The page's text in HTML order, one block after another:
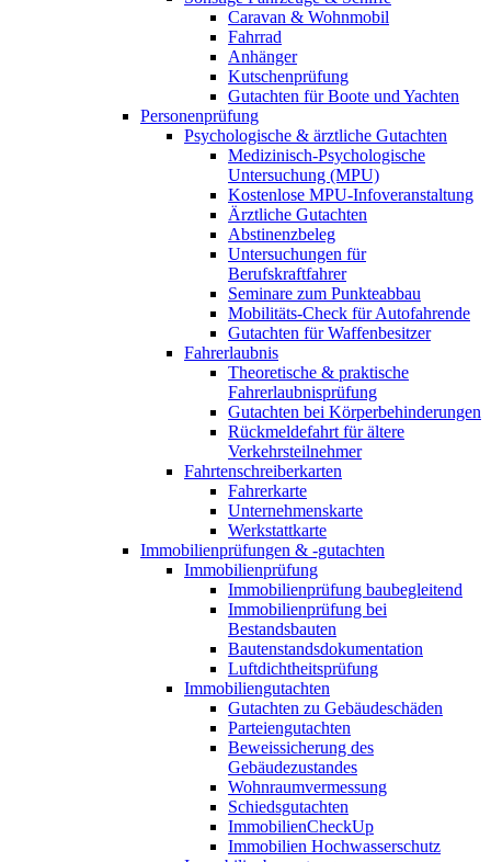
Caravan & Wohnmobil
Fahrrad
Anhänger
Kutschenprüfung
Gutachten für Boote und Yachten
Personenprüfung
Psychologische & ärztliche Gutachten
Medizinisch-Psychologische
Untersuchung (MPU)
Kostenlose MPU-Infoveranstaltung
Ärztliche Gutachten
Abstinenzbeleg
Untersuchungen für
Berufskraftfahrer
Seminare zum Punkteabbau
Mobilitäts-Check für Autofahrende
Gutachten für Waffenbesitzer
Fahrerlaubnis
Theoretische & praktische
Fahrerlaubnisprüfung
Gutachten bei Körperbehinderungen
Rückmeldefahrt für ältere
Verkehrsteilnehmer
Fahrtenschreiberkarten
Fahrerkarte
Unternehmenskarte
Werkstattkarte
Immobilienprüfungen & -gutachten
Immobilienprüfung
Immobilienprüfung baubegleitend
Immobilienprüfung bei
Bestandsbauten
Bautenstandsdokumentation
Luftdichtheitsprüfung
Immobiliengutachten
Gutachten zu Gebäudeschäden
Parteiengutachten
Beweissicherung des
Gebäudezustandes
Wohnraumvermessung
Schiedsgutachten
ImmobilienCheckUp
Immobilien Hochwasserschutz